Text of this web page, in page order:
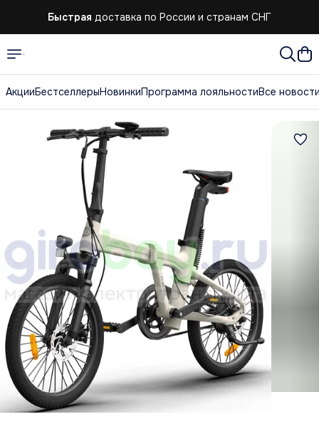
Быстрая доставка по России и странам СНГ
АкцииБестселлерыНовинкиПрограмма лояльностиВсе